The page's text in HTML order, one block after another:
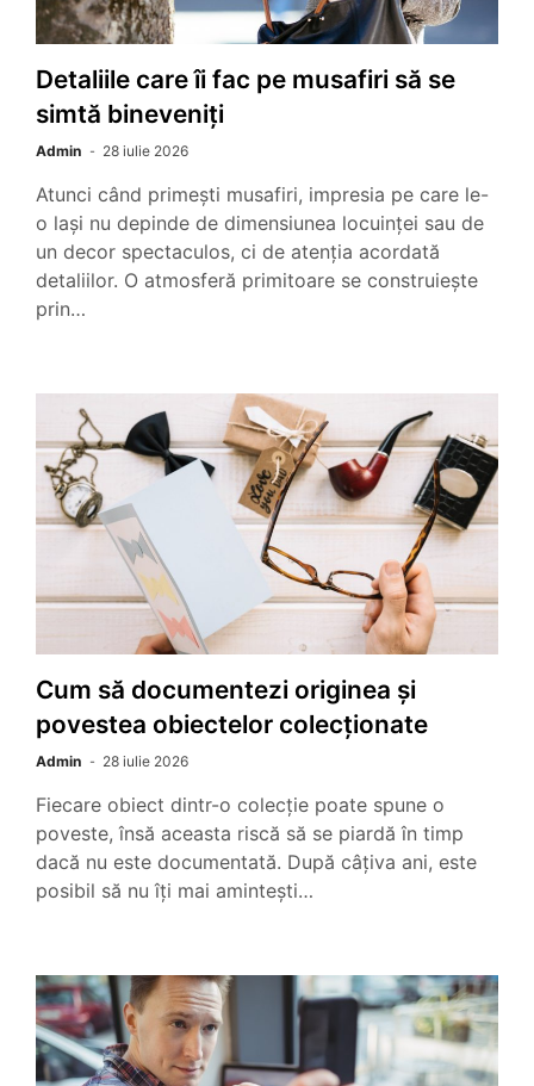
Detaliile care îi fac pe musafiri să se
simtă bineveniți
Admin 28 iulie 2026
Atunci când primești musafiri, impresia pe care le-
o lași nu depinde de dimensiunea locuinței sau de
un decor spectaculos, ci de atenția acordată
detaliilor. O atmosferă primitoare se construiește
prin…
Cum să documentezi originea și
povestea obiectelor colecționate
Admin 28 iulie 2026
Fiecare obiect dintr-o colecție poate spune o
poveste, însă aceasta riscă să se piardă în timp
dacă nu este documentată. După câțiva ani, este
posibil să nu îți mai amintești…